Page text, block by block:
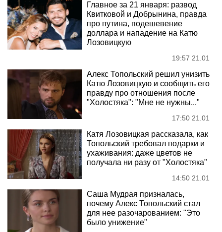
Главное за 21 января: развод
Квитковой и Добрынина, правда
про путина, подешевение
доллара и нападение на Катю
Лозовицкую
19:57 21.01
Алекс Топольский решил унизить
Катю Лозовицкую и сообщить его
правду про отношения после
"Холостяка": "Мне не нужны..."
17:50 21.01
Катя Лозовицкая рассказала, как
Топольский требовал подарки и
ухаживания: даже цветов не
получала ни разу от "Холостяка"
14:50 21.01
Саша Мудрая призналась,
почему Алекс Топольский стал
для нее разочарованием: "Это
было унижение"